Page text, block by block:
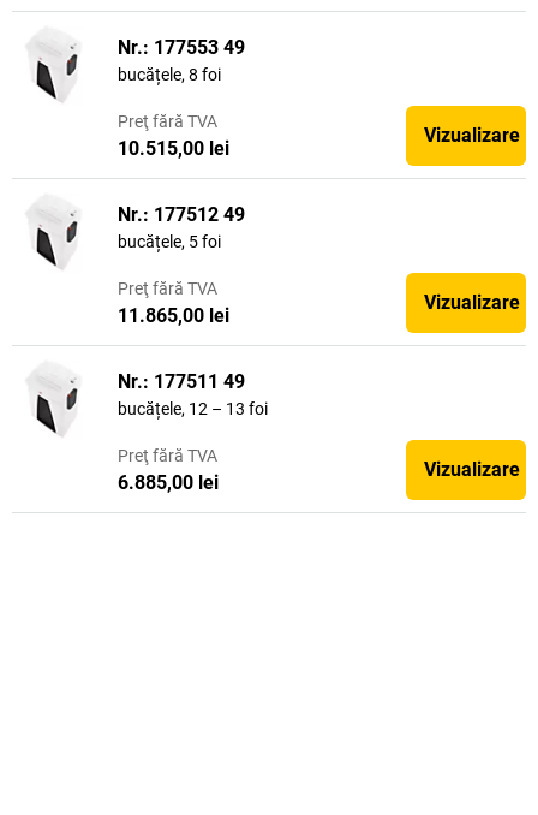
Nr.: 177553 49
bucățele, 8 foi
Preţ fără TVA
10.515,00 lei
Vizualizare
Nr.: 177512 49
bucățele, 5 foi
Preţ fără TVA
11.865,00 lei
Vizualizare
Nr.: 177511 49
bucățele, 12 – 13 foi
Preţ fără TVA
6.885,00 lei
Vizualizare